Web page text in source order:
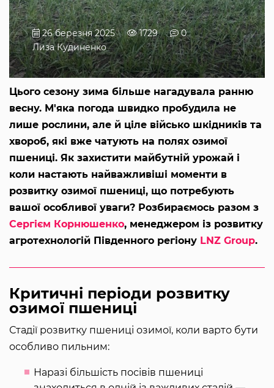
26 березня 2025 1729
0
Лиза Кудиненко
Цього сезону зима більше нагадувала ранню
весну. М'яка погода швидко пробудила не
лише рослини, але й ціле військо шкідників та
хвороб, які вже чатують на полях озимої
пшениці. Як захистити майбутній урожай і
коли настають найважливіші моменти в
розвитку озимої пшениці, що потребують
вашої особливої уваги? Розбираємось разом з
Сергієм Корнюшенко, менеджером із розвитку
агротехнологій Південного регіону LNZ Group.
Критичні періоди розвитку
озимої пшениці
Стадії розвитку пшениці озимої, коли варто бути
особливо пильним:
Наразі більшість посівів пшениці